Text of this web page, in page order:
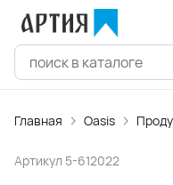
Главная Oasis
Артикул 5-612022